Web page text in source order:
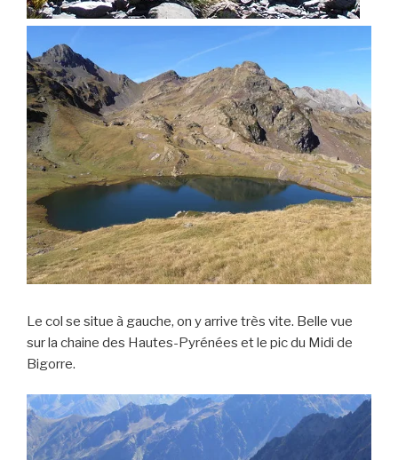
Le col se situe à gauche, on y arrive très vite. Belle vue
sur la chaine des Hautes-Pyrénées et le pic du Midi de
Bigorre.